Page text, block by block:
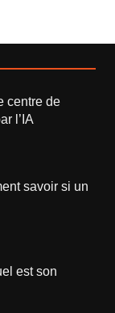
centre de
l’IA
savoir si un
est son